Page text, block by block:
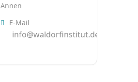
Annen
E-Mail
info@waldorfinstitut.de